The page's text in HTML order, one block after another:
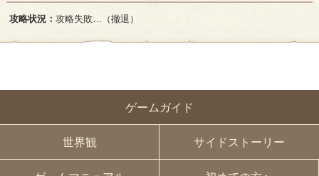
ゲームガイド
世界観 サイドストーリー
攻略状況：攻略失敗…（撤退）